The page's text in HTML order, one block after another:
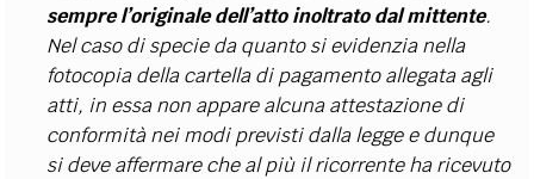
sempre l’originale dell’atto inoltrato dal mittente.
Nel caso di specie da quanto si evidenzia nella
fotocopia della cartella di pagamento allegata agli
atti, in essa non appare alcuna attestazione di
conformità nei modi previsti dalla legge e dunque
si deve affermare che al più il ricorrente ha ricevuto